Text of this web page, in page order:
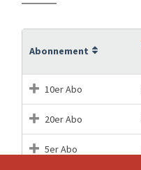
Abonnement
10er Abo
20er Abo
5er Abo